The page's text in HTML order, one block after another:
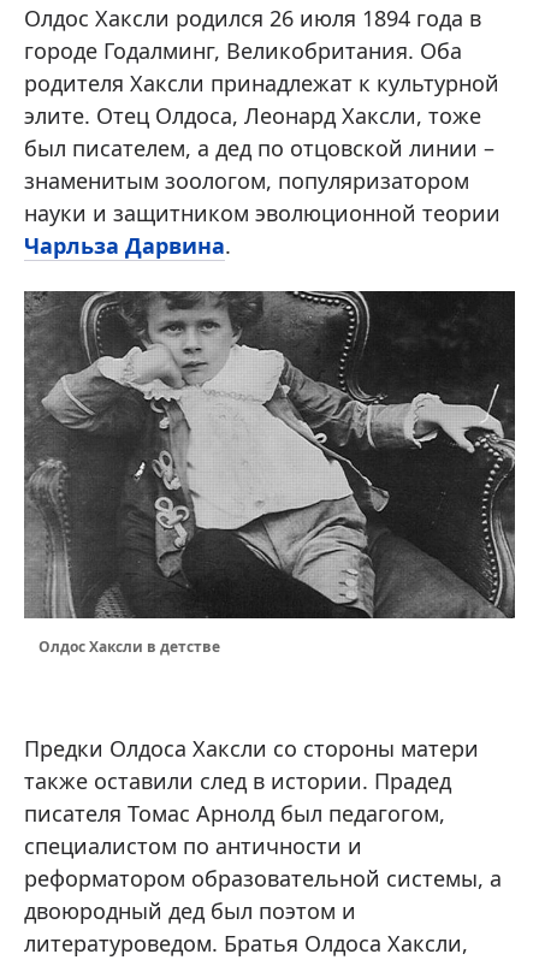
Олдос Хаксли родился 26 июля 1894 года в
городе Годалминг, Великобритания. Оба
родителя Хаксли принадлежат к культурной
элите. Отец Олдоса, Леонард Хаксли, тоже
был писателем, а дед по отцовской линии –
знаменитым зоологом, популяризатором
науки и защитником эволюционной теории
Чарльза Дарвина.
Олдос Хаксли в детстве
Предки Олдоса Хаксли со стороны матери
также оставили след в истории. Прадед
писателя Томас Арнолд был педагогом,
специалистом по античности и
реформатором образовательной системы, а
двоюродный дед был поэтом и
литературоведом. Братья Олдоса Хаксли,